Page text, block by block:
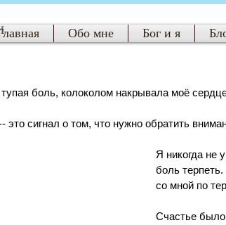
боль, колоколом накрывала моё
сигнал о том, что нужно обратить
Я никогда не
боль
со мной по
Счастье
Обо мне Бог и я